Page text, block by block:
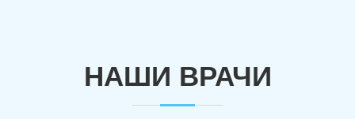
НАШИ ВРАЧИ